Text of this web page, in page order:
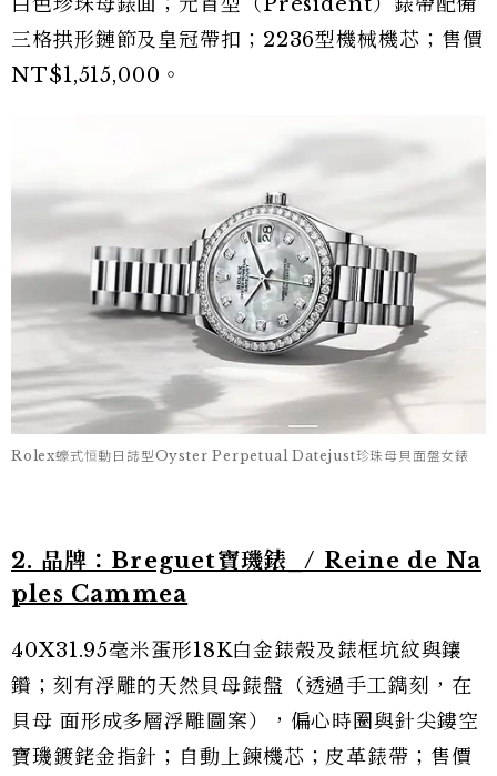
三格拱形鏈節及皇冠帶扣；2236型機械機芯；售價
NT$1,515,000。
Rolex蠔式恒動日誌型Oyster Perpetual Datejust珍珠母貝面盤女錶
2. 品牌：Breguet寶璣錶_/ Reine de Na
ples Cammea
40X31.95毫米蛋形18K白金錶殼及錶框坑紋與鑲
鑽；刻有浮雕的天然貝母錶盤（透過手工鐫刻，在
貝母 面形成多層浮雕圖案），偏心時圈與針尖鏤空
寶璣鍍銠金指針；自動上鍊機芯；皮革錶帶；售價